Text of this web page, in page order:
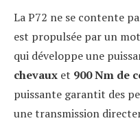
La P72 ne se contente
est propulsée par un
qui développe une
chevaux et 900 Nm de
puissante garantit des
une transmission